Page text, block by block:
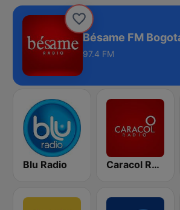
Bésame FM
97.4 FM
Blu Radio Caracol Radio